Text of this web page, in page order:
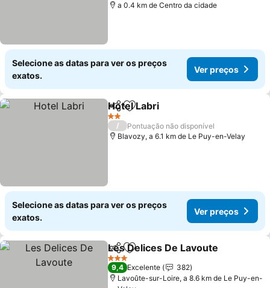
a 0.4 km de Centro da cidade
Selecione as datas para ver os preços
exatos.
Ver preços
PartilharAdicionar aos favoritos
Hotel Labri
2 Estrelas
/
Pontuação não disponível
Blavozy, a 6.1 km de Le Puy-en-Velay
Selecione as datas para ver os preços
exatos.
Ver preços
PartilharAdicionar aos favoritos
Les Delices De Lavoute
3 Estrelas
9,4 Excelente
382
Lavoûte-sur-Loire, a 8.6 km de Le Puy-en-